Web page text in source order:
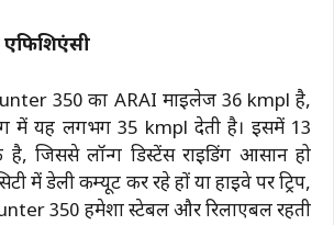
350 का ARAI माइलेज 36 kmpl है,
में यह लगभग 35 kmpl देती है। इसमें 13
जिससे लॉन्ग डिस्टेंस राइडिंग आसान हो
में डेली कम्यूट कर रहे हों या हाइवे पर ट्रिप,
350 हमेशा स्टेबल और रिलाएबल रहती